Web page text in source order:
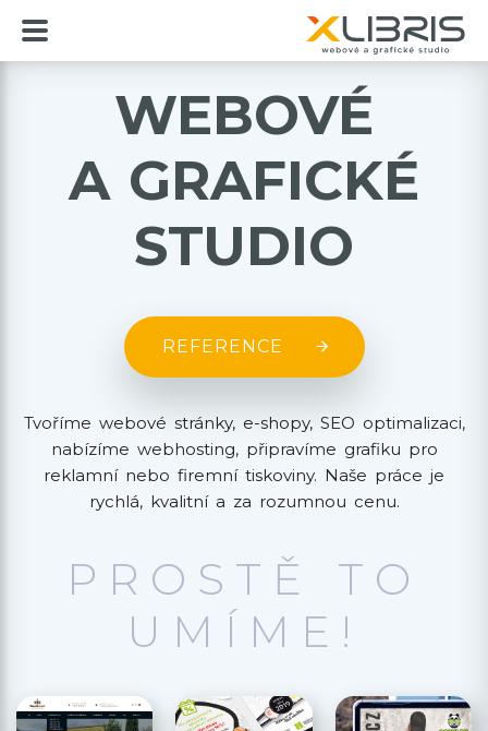
WEBOVÉ
A GRAFICKÉ
STUDIO
REFERENCE
Tvoříme webové stránky, e-shopy, SEO optimalizaci,
nabízíme webhosting, připravíme grafiku pro
reklamní nebo firemní tiskoviny. Naše práce je
rychlá, kvalitní a za rozumnou cenu.
PROSTĚ TO
UMÍME!